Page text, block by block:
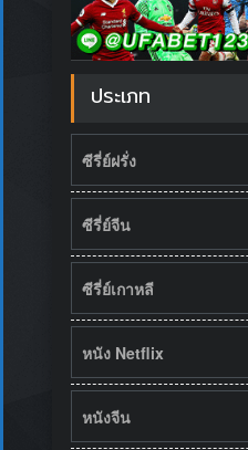
ประเภท
ซีรี่ย์ฝรั่ง
ซีรี่ย์จีน
ซีรี่ย์เกาหลี
หนัง Netflix
หนังจีน